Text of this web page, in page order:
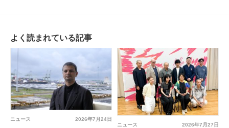
よく読まれている記事
2026年7月24日
ニュース
2026年7月27日
ニュース